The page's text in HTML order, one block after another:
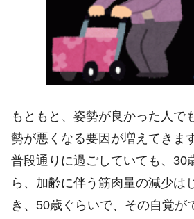
もともと、姿勢が良かった人で
勢が悪くなる要因が増えてきま
普段通りに過ごしていても、30
ら、加齢に伴う筋肉量の減少は
き、50歳ぐらいで、その自覚が